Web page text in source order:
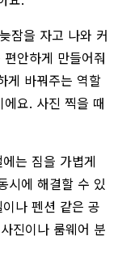
잠을 자고 나와 커
안하게 만들어줘
게 바꿔주는 역할
요. 사진 찍을 때
는 짐을 가볍게
시에 해결할 수 있
나 펜션 같은 공
진이나 룸웨어 분